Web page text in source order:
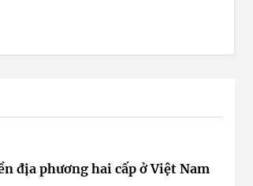
địa phương hai cấp ở Việt Nam